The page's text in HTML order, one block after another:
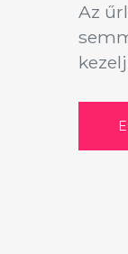
Az